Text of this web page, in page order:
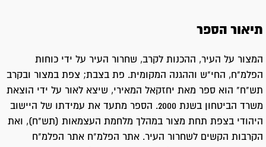
תיאור הספר
המצור על העיר, ההכנות לקרב, שחרור העיר על ידי כוחות
הפלמ"ח, החי"ש וההגנה המקומית. פת בצבת; צפת במצור ובקרב
תש"ח" הוא ספר מאת יחזקאל המאירי, שיצא לאור על ידי הוצאת
משרד הביטחון בשנת 2000. הספר מתעד את עמידתו של היישוב
היהודי בצפת תחת מצור במהלך מלחמת העצמאות (תש"ח), ואת
הקרבות הקשים לשחרור העיר. אתר הפלמ"ח אתר הפלמ"ח